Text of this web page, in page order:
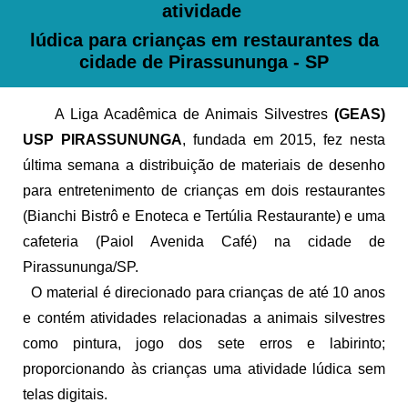
atividade
lúdica para crianças em restaurantes da
cidade de Pirassununga - SP
A Liga Acadêmica de Animais Silvestres(GEAS)
USP PIRASSUNUNGA, fundada em 2015, fez nesta
última semana a distribuição de materiais de desenho
para entretenimento de crianças em dois restaurantes
(Bianchi Bistrô e Enoteca e Tertúlia Restaurante) e uma
cafeteria (Paiol Avenida Café) na cidade de
Pirassununga/SP.
O material é direcionado para crianças de até 10 anos
e contém atividades relacionadas a animais silvestres
como pintura, jogo dos sete erros e labirinto;
proporcionando às crianças uma atividade lúdica sem
telas digitais.